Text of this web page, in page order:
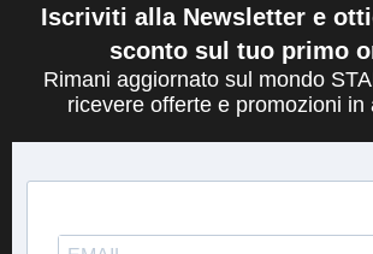
Iscriviti alla Newsletter e
sconto sul tuo primo
Rimani aggiornato sul mondo
ricevere offerte e promozioni in